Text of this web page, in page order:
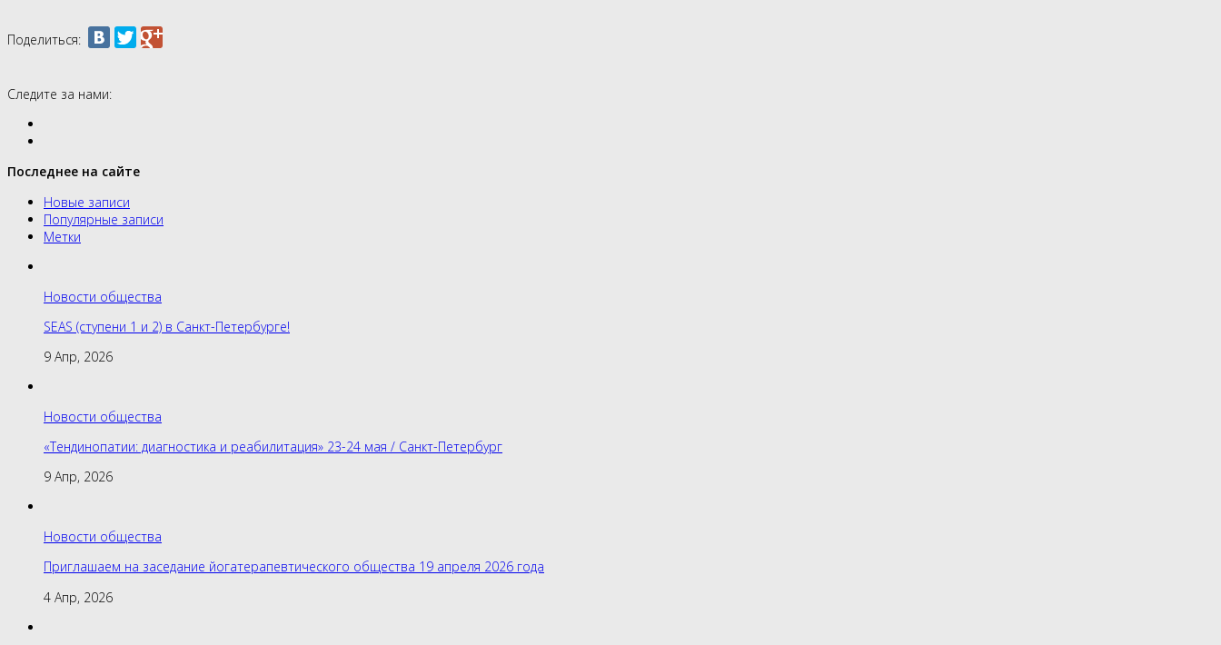
Поделиться:
Следите за нами:
Последнее на сайте
Новые записи
Популярные записи
Метки
Новости общества
SEAS (ступени 1 и 2) в Санкт-Петербурге!
9 Апр, 2026
Новости общества
«Тендинопатии: диагностика и реабилитация» 23-24 мая / Санкт-Петербург
9 Апр, 2026
Новости общества
Приглашаем на заседание йогатерапевтического общества 19 апреля 2026 года
4 Апр, 2026